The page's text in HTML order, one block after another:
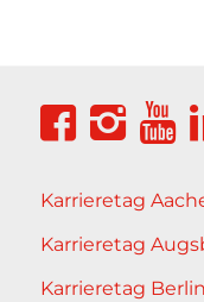
Karrieretag
Karrieretag
Karrieretag Berlin